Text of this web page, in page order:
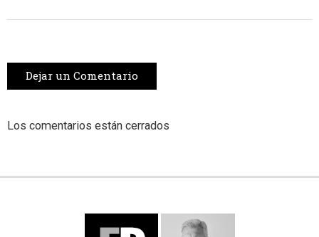
Dejar un Comentario
Los comentarios están cerrados